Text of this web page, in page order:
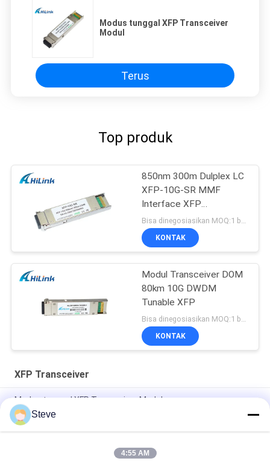
Modus tunggal XFP Transceiver
Modul
Terus
Top produk
850nm 300m Dulplex LC
XFP-10G-SR MMF
Interface XFP
Transceiver
Bisa dinegosiasikan MOQ:1 buah
KONTAK
Modul Transceiver DOM
80km 10G DWDM
Tunable XFP
KONTAK
XFP Transceiver
Modus tunggal XFP Transceiver Modul
Kompatibel Huawei / Juniper XFP 10G LR FC Modul Transceiver
CATV Proyek DDM
Tunggal XFP Optical Modul Transceiver Gigabit Ethernet
Steve
4:55 AM